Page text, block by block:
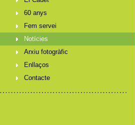
60 anys
Fem servei
Notícies
Arxiu fotogràfic
Enllaços
Contacte